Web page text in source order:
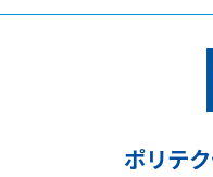
ポリテ